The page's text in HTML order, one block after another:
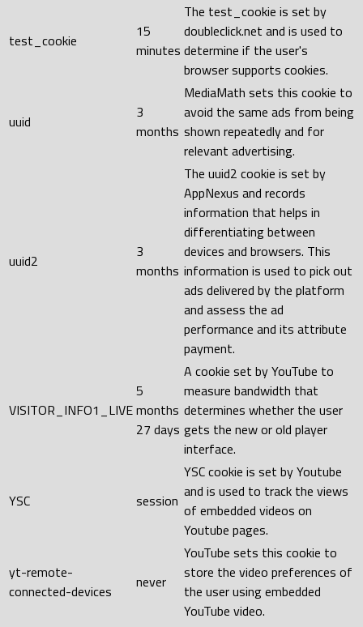
test_cookie
15
minutes
The test_cookie is set by
doubleclick.net and is used to
determine if the user's
browser supports cookies.
uuid
3
months
MediaMath sets this cookie to
avoid the same ads from being
shown repeatedly and for
relevant advertising.
uuid2
3
months
The uuid2 cookie is set by
AppNexus and records
information that helps in
differentiating between
devices and browsers. This
information is used to pick out
ads delivered by the platform
and assess the ad
performance and its attribute
payment.
VISITOR_INFO1_LIVE
5
months
27 days
A cookie set by YouTube to
measure bandwidth that
determines whether the user
gets the new or old player
interface.
YSC session
YSC cookie is set by Youtube
and is used to track the views
of embedded videos on
Youtube pages.
yt-remote-
connected-devices
never
YouTube sets this cookie to
store the video preferences of
the user using embedded
YouTube video.